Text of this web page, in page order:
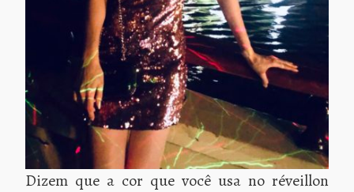
Dizem que a cor que você usa no réveillon